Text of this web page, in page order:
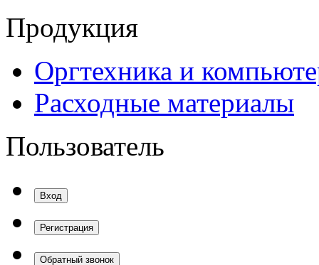
Продукция
Оргтехника и
Расходные материалы
Пользователь
Вход
Регистрация
Обратный звонок